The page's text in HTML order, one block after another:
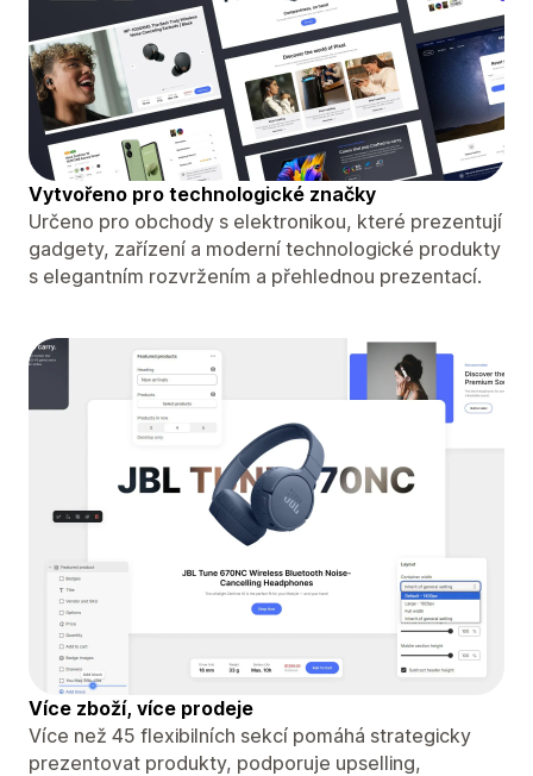
Vytvořeno pro technologické značky
Určeno pro obchody s elektronikou, které prezentují
gadgety, zařízení a moderní technologické produkty
s elegantním rozvržením a přehlednou prezentací.
Více zboží, více prodeje
Více než 45 flexibilních sekcí pomáhá strategicky
prezentovat produkty, podporuje upselling,